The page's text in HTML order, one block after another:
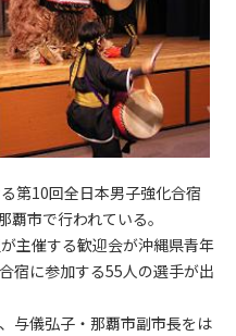
第10回全日本男子強化合宿
市で行われている。
主催する歓迎会が沖縄県青年
宿に参加する55人の選手が出
与儀弘子・那覇市副市長をは